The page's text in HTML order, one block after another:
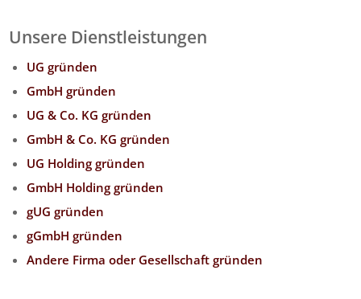
Unsere Dienstleistungen
UG gründen
GmbH gründen
UG & Co. KG gründen
GmbH & Co. KG gründen
UG Holding gründen
GmbH Holding gründen
gUG gründen
gGmbH gründen
Andere Firma oder Gesellschaft gründen